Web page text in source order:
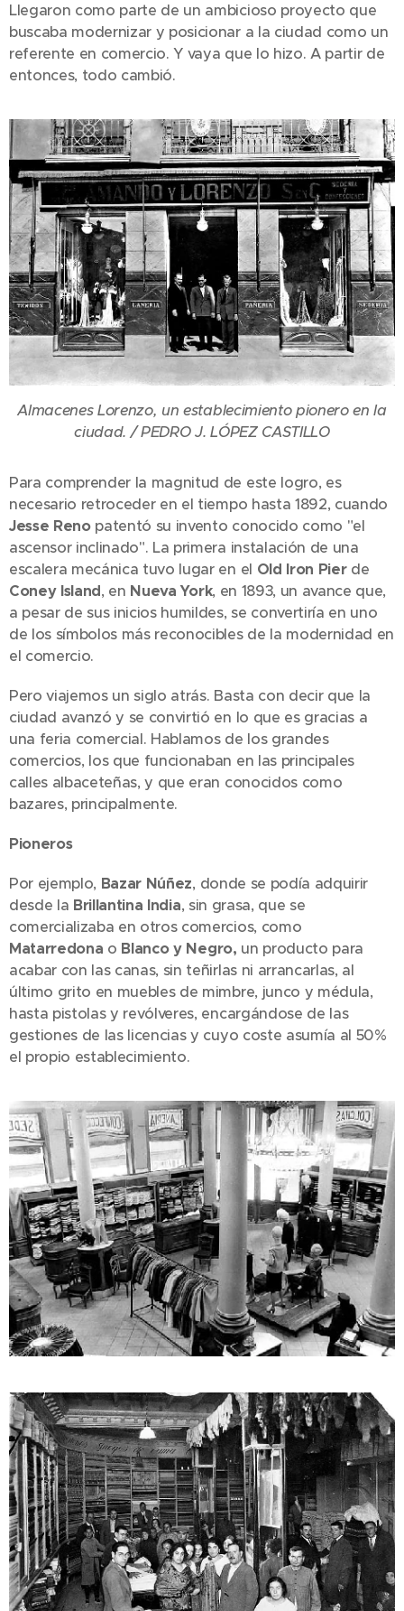
Llegaron como parte de un ambicioso proyecto que
buscaba modernizar y posicionar a la ciudad como un
referente en comercio. Y vaya que lo hizo. A partir de
entonces, todo cambió.
Almacenes Lorenzo, un establecimiento pionero en la
ciudad. / PEDRO J. LÓPEZ CASTILLO
Para comprender la magnitud de este logro, es
necesario retroceder en el tiempo hasta 1892, cuando
Jesse Renopatentó su invento conocido como "el
ascensor inclinado". La primera instalación de una
escalera mecánica tuvo lugar en el Old Iron Pierde
Coney Island, en Nueva York, en 1893, un avance que,
a pesar de sus inicios humildes, se convertiría en uno
de los símbolos más reconocibles de la modernidad en
el comercio.
Pero viajemos un siglo atrás. Basta con decir que la
ciudad avanzó y se convirtió en lo que es gracias a
una feria comercial. Hablamos de los grandes
comercios, los que funcionaban en las principales
calles albaceteñas, y que eran conocidos como
bazares, principalmente.
Pioneros
Por ejemplo, Bazar Núñez, donde se podía adquirir
desde la Brillantina India, sin grasa, que se
comercializaba en otros comercios, como
Matarredona o Blanco y Negro, un producto para
acabar con las canas, sin teñirlas ni arrancarlas, al
último grito en muebles de mimbre, junco y médula,
hasta pistolas y revólveres, encargándose de las
gestiones de las licencias y cuyo coste asumía al 50%
el propio establecimiento.